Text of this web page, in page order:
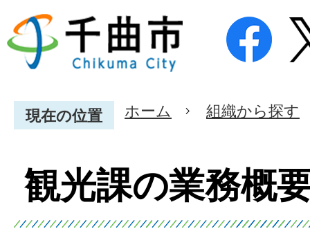
現在の位置 ホーム 組織から探す
観光課の業務概